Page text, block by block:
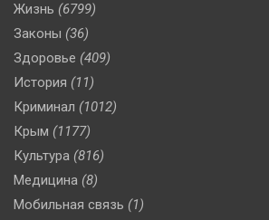
Жизнь (6799)
Законы (36)
Здоровье (409)
История (11)
Криминал (1012)
Крым (1177)
Культура (816)
Медицина (8)
Мобильная связь (1)